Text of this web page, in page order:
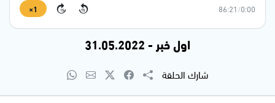
0:00
/
86:21
15
15
1×
اول خبر - 31.05.2022
شارك الحلقة